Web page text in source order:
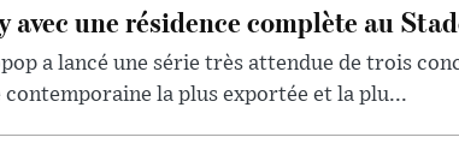
une résidence complète au
a lancé une série très attendue de trois
la plus exportée et la plu...